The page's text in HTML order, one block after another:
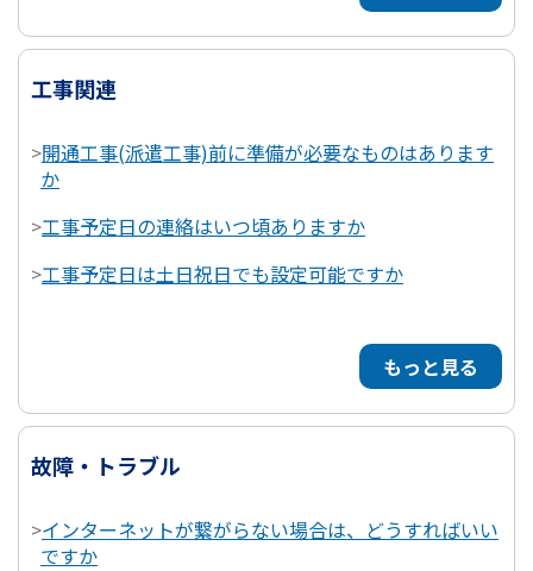
工事関連
>開通工事(派遣工事)前に準備が必要なものはあります
か
>工事予定日の連絡はいつ頃ありますか
>工事予定日は土日祝日でも設定可能ですか
もっと見る
故障・トラブル
>インターネットが繋がらない場合は、どうすればいい
ですか